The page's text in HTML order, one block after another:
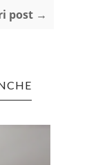
post →